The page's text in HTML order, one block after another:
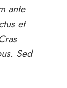
ante
et
Sed